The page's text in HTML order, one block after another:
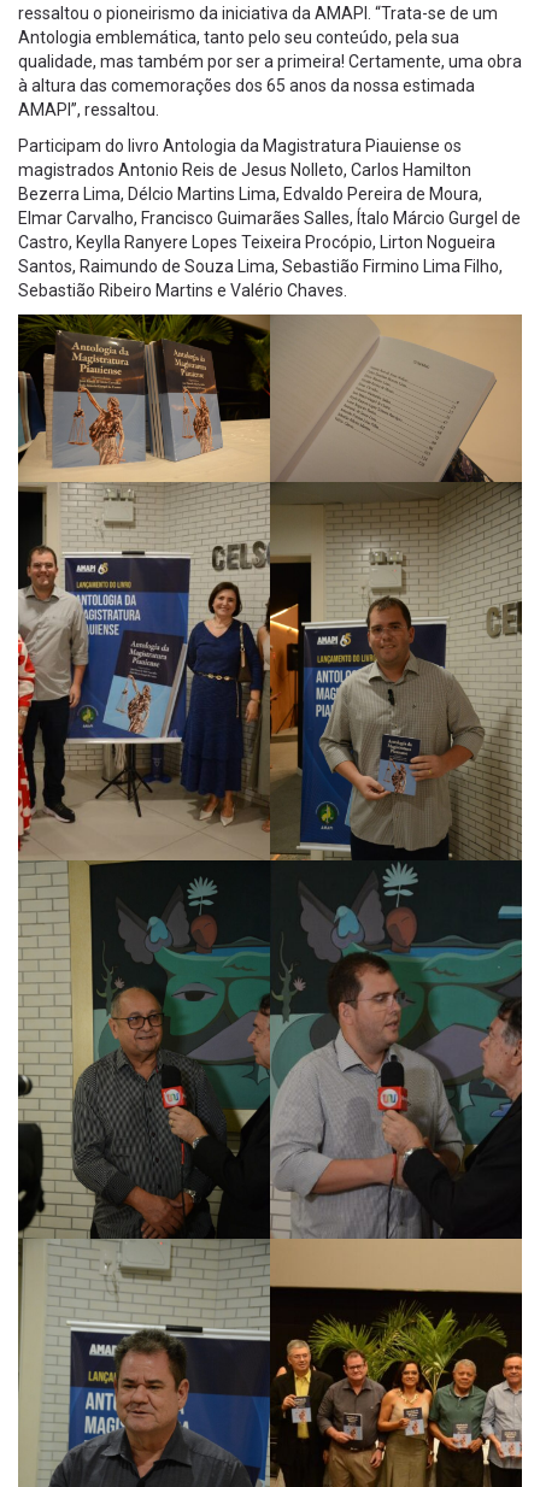
ressaltou o pioneirismo da iniciativa da AMAPI. “Trata-se de um
Antologia emblemática, tanto pelo seu conteúdo, pela sua
qualidade, mas também por ser a primeira! Certamente, uma obra
à altura das comemorações dos 65 anos da nossa estimada
AMAPI”, ressaltou.
Participam do livro Antologia da Magistratura Piauiense os
magistrados Antonio Reis de Jesus Nolleto, Carlos Hamilton
Bezerra Lima, Délcio Martins Lima, Edvaldo Pereira de Moura,
Elmar Carvalho, Francisco Guimarães Salles, Ítalo Márcio Gurgel de
Castro, Keylla Ranyere Lopes Teixeira Procópio, Lirton Nogueira
Santos, Raimundo de Souza Lima, Sebastião Firmino Lima Filho,
Sebastião Ribeiro Martins e Valério Chaves.